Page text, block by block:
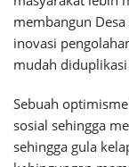
membangun
inovasi
mudah
Sebuah
sosial sehingga
sehingga gula